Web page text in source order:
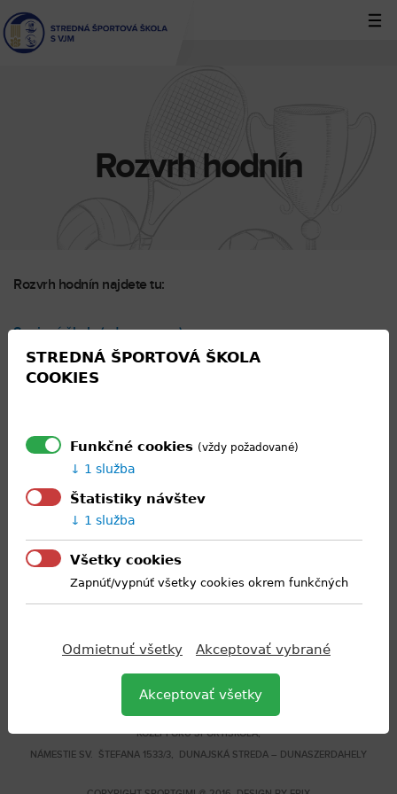
Jump
to
navigation
Rozvrh hodnín
Rozvrh hodnín najdete tu:
Spojená škola (edupage.org)
STREDNÁ ŠPORTOVÁ ŠKOLA S VYUČOVACÍM JAZYKOM MAĎARSKÝM –
KÖZÉPFOKÚ SPORTISKOLA,
NÁMESTIE SV. ŠTEFANA 1533/3, DUNAJSKÁ STREDA – DUNASZERDAHELY
STREDNÁ ŠPORTOVÁ ŠKOLA
COOKIES
Funkčné cookies (vždy požadované)
1 služba
Štatistiky návštev
1 služba
Všetky cookies
Zapnúť/vypnúť všetky cookies okrem funkčných
Odmietnuť všetky Akceptovať vybrané
Akceptovať všetky